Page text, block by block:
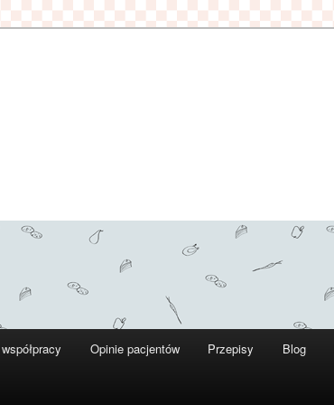
Opinie pacjentów Przepisy Blog